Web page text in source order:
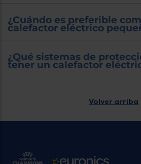
¿Cuándo es preferible
calefactor eléctrico
¿Qué sistemas de
tener un calefactor
Volver arriba